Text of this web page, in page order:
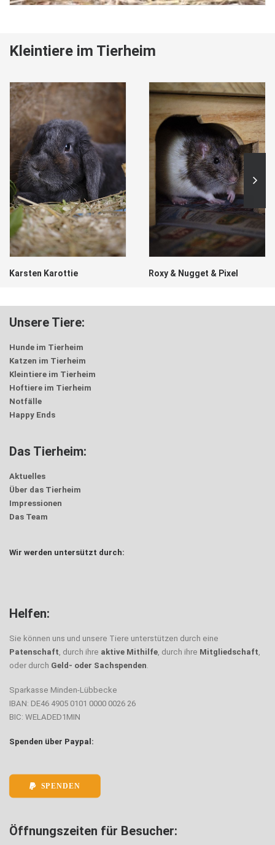
Kleintiere im Tierheim
Karsten Karottie Roxy & Nugget & Pixel
Unsere Tiere:
Hunde im Tierheim
Katzen im Tierheim
Kleintiere im Tierheim
Hoftiere im Tierheim
Notfälle
Happy Ends
Das Tierheim:
Aktuelles
Über das Tierheim
Impressionen
Das Team
Wir werden untersützt durch:
Helfen:
Sie können uns und unsere Tiere unterstützen durch eine
Patenschaft, durch ihre aktive Mithilfe, durch ihre Mitgliedschaft,
oder durch Geld- oder Sachspenden.
Sparkasse Minden-Lübbecke
IBAN: DE46 4905 0101 0000 0026 26
BIC: WELADED1MIN
Spenden über Paypal:
SPENDEN
Öffnungszeiten für Besucher: